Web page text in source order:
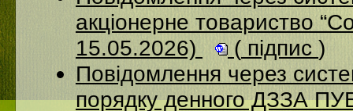
акціонерне товариство
15.05.2026)
( підпис )
Повідомлення через
порядку денного ДЗЗА